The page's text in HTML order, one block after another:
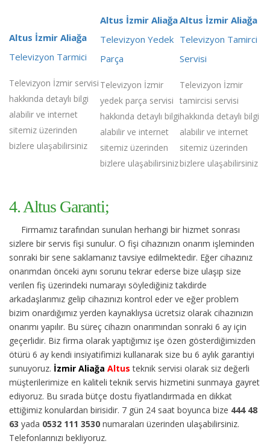
Altus İzmir Aliağa
Televizyon Tarmici
Televizyon İzmir servisi
hakkında detaylı bilgi
alabilir ve internet
sitemiz üzerinden
bizlere ulaşabilirsiniz
Altus İzmir Aliağa
Televizyon Yedek
Parça
Televizyon İzmir
yedek parça servisi
hakkında detaylı bilgi
alabilir ve internet
sitemiz üzerinden
bizlere ulaşabilirsiniz
Altus İzmir Aliağa
Televizyon Tamirci
Servisi
Televizyon İzmir
tamircisi servisi
hakkında detaylı bilgi
alabilir ve internet
sitemiz üzerinden
bizlere ulaşabilirsiniz
4. Altus Garanti;
Firmamız tarafından sunulan herhangi bir hizmet sonrası
sizlere bir servis fişi sunulur. O fişi cihazınızın onarım işleminden
sonraki bir sene saklamanız tavsiye edilmektedir. Eğer cihazınız
onarımdan önceki aynı sorunu tekrar ederse bize ulaşıp size
verilen fiş üzerindeki numarayı söylediğiniz takdirde
arkadaşlarımız gelip cihazınızı kontrol eder ve eğer problem
bizim onardığımız yerden kaynaklıysa ücretsiz olarak cihazınızın
onarımı yapılır. Bu süreç cihazın onarımından sonraki 6 ay için
geçerlidir. Biz firma olarak yaptığımız işe özen gösterdiğimizden
ötürü 6 ay kendi insiyatifimizi kullanarak size bu 6 aylık garantiyi
sunuyoruz. İzmir Aliağa Altus teknik servisi olarak siz değerli
müşterilerimize en kaliteli teknik servis hizmetini sunmaya gayret
ediyoruz. Bu sırada bütçe dostu fiyatlandırmada en dikkat
ettiğimiz konulardan birisidir. 7 gün 24 saat boyunca bize 444 48
63 yada 0532 111 3530 numaraları üzerinden ulaşabilirsiniz.
Telefonlarınızı bekliyoruz.